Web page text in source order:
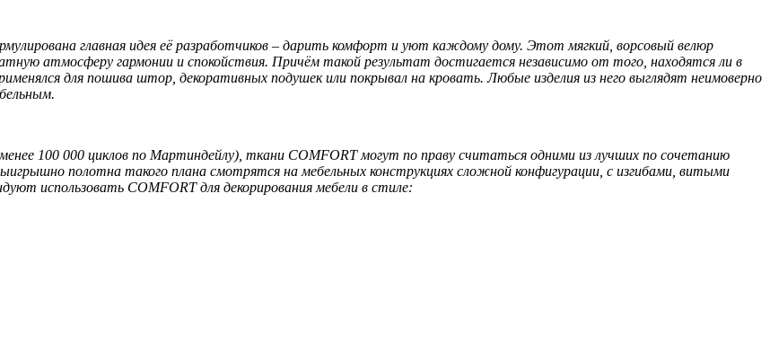
главная идея её разработчиков – дарить комфорт и уют каждому дому. Этот мягкий, ворсовый велюр
атмосферу гармонии и спокойствия. Причём такой результат достигается независимо от того, находятся ли в
для пошива штор, декоративных подушек или покрывал на кровать. Любые изделия из него выглядят неимоверно
100 000 циклов по Мартиндейлу), ткани COMFORT могут по праву считаться одними из лучших по сочетанию
полотна такого плана смотрятся на мебельных конструкциях сложной конфигурации, с изгибами, витыми
использовать COMFORT для декорирования мебели в стиле: